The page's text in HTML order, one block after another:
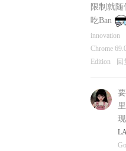
限制就
吃Ban
innovation
Chrome
Edition
回